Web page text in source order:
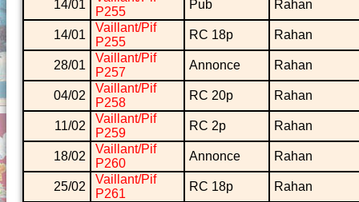
14/01
P255
Pub Rahan
14/01
Vaillant/Pif
P255
RC 18p Rahan
28/01
Vaillant/Pif
P257
Annonce Rahan
04/02
Vaillant/Pif
P258
RC 20p Rahan
11/02
Vaillant/Pif
P259
RC 2p Rahan
18/02
Vaillant/Pif
P260
Annonce Rahan
25/02
Vaillant/Pif
P261
RC 18p Rahan